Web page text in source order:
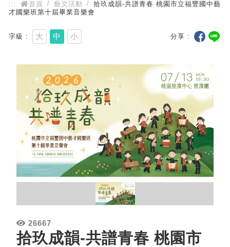
::: 首頁 藝文活動
拾玖成韻-共譜青春 桃園市立福豐國中藝
才國樂班第十屆畢業音樂會
字級 大 中 小 分享
26667
拾玖成韻-共譜青春 桃園市